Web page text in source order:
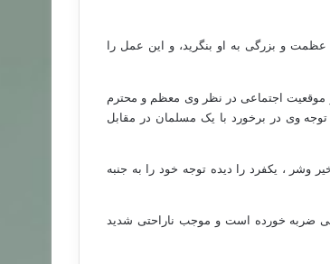
عظمت و بزرگی به او بنگرید، و این عمل را
موقعیت اجتماعی در نظر وی معظم و محترم
توجه وی در برخورد با یک مسلمان در مقابل
وشر ، یکفرد را دیده توجه خود را به جنبه
ضربه خورده است و موجب ناراحتی شدید